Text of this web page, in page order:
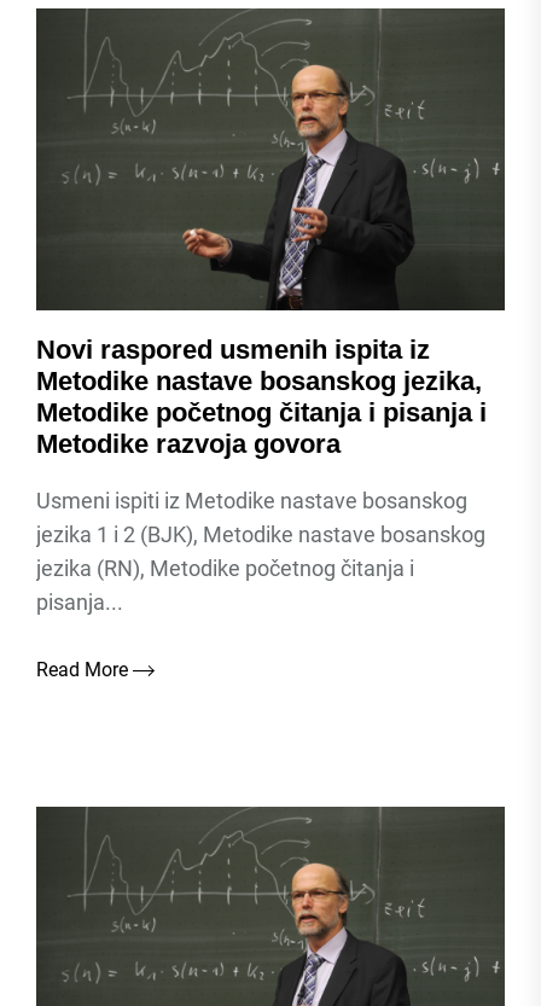
Novi raspored usmenih ispita iz
Metodike nastave bosanskog jezika,
Metodike početnog čitanja i pisanja i
Metodike razvoja govora
Usmeni ispiti iz Metodike nastave bosanskog
jezika 1 i 2 (BJK), Metodike nastave bosanskog
jezika (RN), Metodike početnog čitanja i
pisanja...
Read More